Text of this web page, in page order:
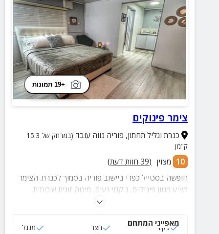
+19 תמונות
צימר פינוקים
כנרת וגליל תחתון, פוריה נווה עובד
(במרחק של 15.3
ק"מ)
10 מצוין (
39 חוות דעת)
חופשה בסטייל כפרי ביישוב פוריה בסמוך לכנרת. הצימר
מציע מגוון פינוקים, ג'קוזי נעים, מיטה זוגית איכותית,
מטבחון מאובזר, גינה מטופחת וגולת הכותרת היא הנוף
מאפייני המתחם
ג‘קוזי חצר מנגל